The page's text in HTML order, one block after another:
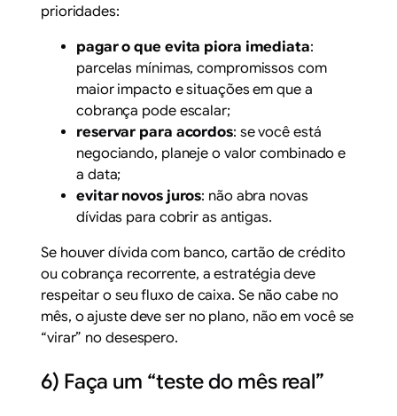
prioridades:
pagar o que evita piora imediata:
parcelas mínimas, compromissos com
maior impacto e situações em que a
cobrança pode escalar;
reservar para acordos: se você está
negociando, planeje o valor combinado e
a data;
evitar novos juros: não abra novas
dívidas para cobrir as antigas.
Se houver dívida com banco, cartão de crédito
ou cobrança recorrente, a estratégia deve
respeitar o seu fluxo de caixa. Se não cabe no
mês, o ajuste deve ser no plano, não em você se
“virar” no desespero.
6) Faça um “teste do mês real”